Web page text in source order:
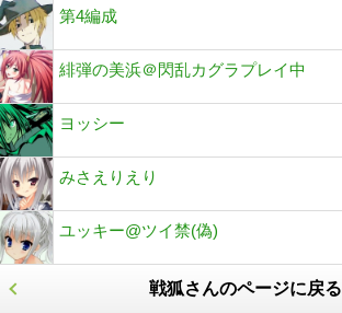
第4編成
緋弾の美浜＠閃乱カグラプレイ中
ヨッシー
みさえりえり
ユッキー@ツイ禁(偽)
戦狐さんのページに戻る